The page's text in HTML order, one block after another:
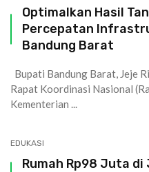
Optimalkan Hasil
Percepatan
Bandung Barat
Bupati Bandung Barat, Jeje
Rapat Koordinasi Nasional
Kementerian ...
EDUKASI
Rumah Rp98 Juta